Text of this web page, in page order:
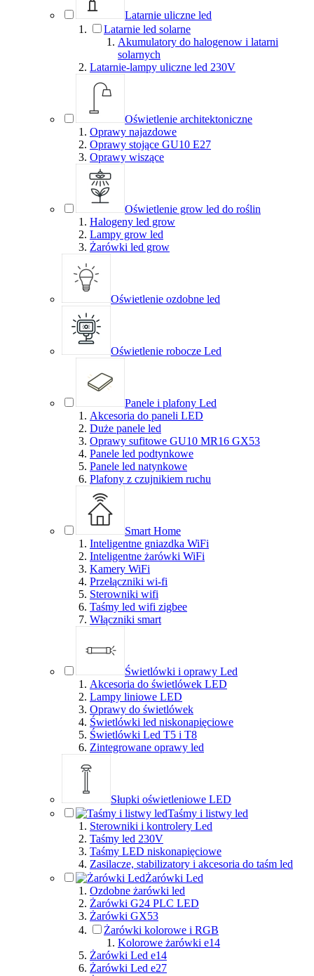
Latarnie uliczne led
Latarnie led solarne
Akumulatory do halogenow i latarni
solarnych
Latarnie-lampy uliczne led 230V
Oświetlenie architektoniczne
Oprawy najazdowe
Oprawy stojące GU10 E27
Oprawy wiszące
Oświetlenie grow led do roślin
Halogeny led grow
Lampy grow led
Żarówki led grow
Oświetlenie ozdobne led
Oświetlenie robocze Led
Panele i plafony Led
Akcesoria do paneli LED
Duże panele led
Oprawy sufitowe GU10 MR16 GX53
Panele led podtynkowe
Panele led natynkowe
Plafony z czujnikiem ruchu
Smart Home
Inteligentne gniazdka WiFi
Inteligentne żarówki WiFi
Kamery WiFi
Przełączniki wi-fi
Sterowniki wifi
Taśmy led wifi zigbee
Włączniki smart
Świetlówki i oprawy Led
Akcesoria do świetlówek LED
Lampy liniowe LED
Oprawy do świetlówek
Świetlówki led niskonapięciowe
Świetlówki Led T5 i T8
Zintegrowane oprawy led
Słupki oświetleniowe LED
Taśmy i listwy led
Sterowniki i kontrolery Led
Taśmy led 230V
Taśmy LED niskonapięciowe
Zasilacze, stabilizatory i akcesoria do taśm led
Żarówki Led
Ozdobne żarówki led
Żarówki G24 PLC LED
Żarówki GX53
Żarówki kolorowe i RGB
Kolorowe żarówki e14
Żarówki Led e14
Żarówki Led e27